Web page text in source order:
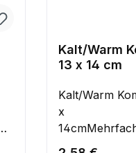
Kalt/Warm
13 x 14 cm
Kalt/Warm
x